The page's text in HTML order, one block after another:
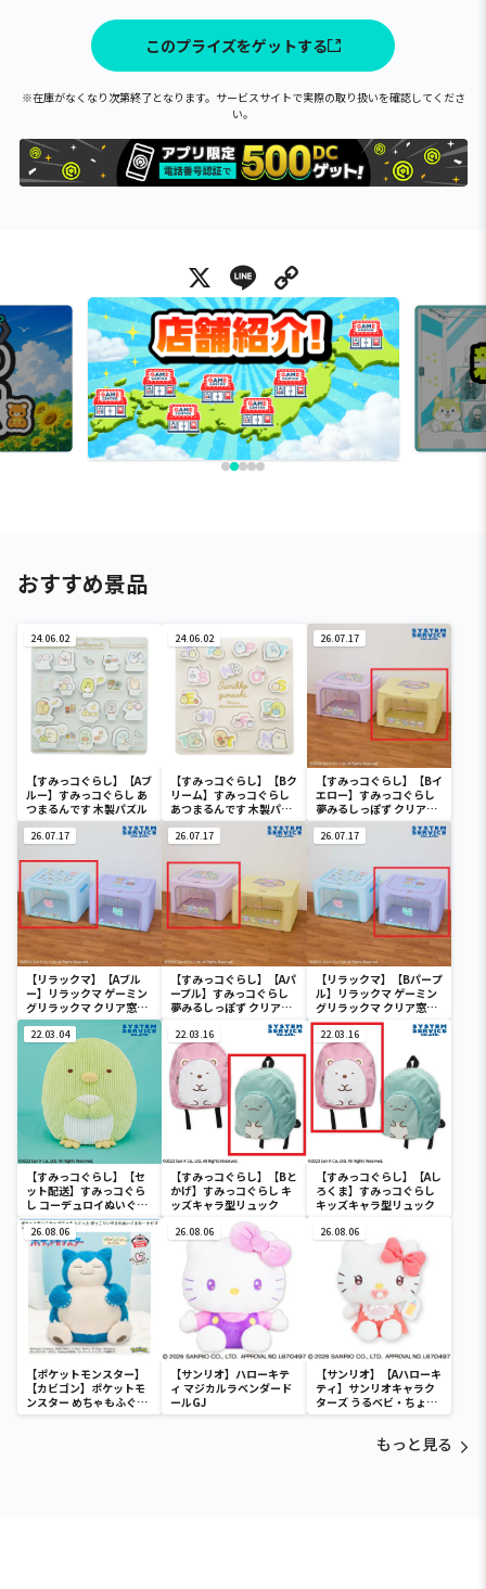
このプライズをゲットする
※在庫がなくなり次第終了となります。サービスサイトで実際の取り扱いを確認してくださ
い。
X Line
おすすめ景品
24.06.02
【すみっコぐらし】【Aブ
ルー】すみっコぐらし あ
つまるんです 木製パズル
24.06.02
【すみっコぐらし】【Bク
リーム】すみっコぐらし
あつまるんです 木製パズ
ル
26.07.17
【すみっコぐらし】【Bイ
エロー】すみっコぐらし
夢みるしっぽず クリア窓
付き収納ボックス
26.07.17
【リラックマ】【Aブル
ー】リラックマ ゲーミン
グリラックマ クリア窓付
き収納ボックス
26.07.17
【すみっコぐらし】【Aパ
ープル】すみっコぐらし
夢みるしっぽず クリア窓
26.07.17
【リラックマ】【Bパープ
ル】リラックマ ゲーミン
グリラックマ クリア窓付
き収納ボックス
22.03.04
【すみっコぐらし】【セ
ット配送】すみっコぐら
し コーデュロイぬいぐる
みXL プレミアム ぺんぎ
ん？
22.03.16
【すみっコぐらし】【Bと
かげ】すみっコぐらし キ
ッズキャラ型リュック
22.03.16
【すみっコぐらし】【Aし
ろくま】すみっコぐらし
キッズキャラ型リュック
26.08.06
【ポケットモンスター】
【カビゴン】ポケットモ
ンスター めちゃもふぐっ
と ほっこりいやされぬい
26.08.06
【サンリオ】ハローキテ
ィ マジカルラベンダード
ールGJ
26.08.06
【サンリオ】【Aハローキ
ティ】サンリオキャラク
ターズ うるベビ・ちょい
デカドール
もっと見る